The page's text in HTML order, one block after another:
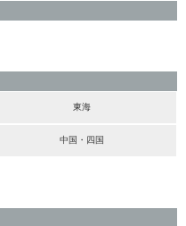
東海
中国・四国